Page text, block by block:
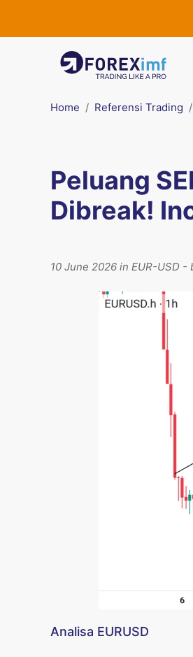
Home Referensi Trading
Peluang
Dibreak!
10 June 2026 in EUR-USD -
Analisa EURUSD